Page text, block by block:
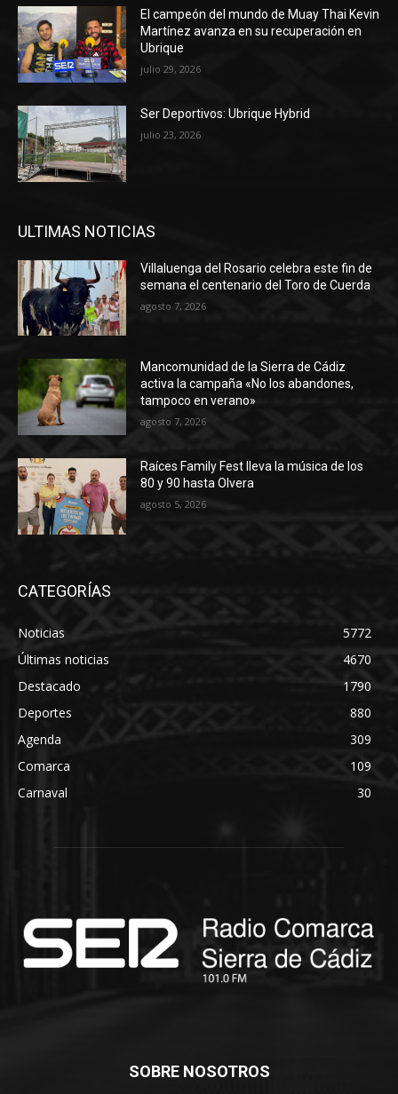
El campeón del mundo de Muay Thai Kevin
Martínez avanza en su recuperación en
Ubrique
julio 29, 2026
Ser Deportivos: Ubrique Hybrid
julio 23, 2026
ULTIMAS NOTICIAS
Villaluenga del Rosario celebra este fin de
semana el centenario del Toro de Cuerda
agosto 7, 2026
Mancomunidad de la Sierra de Cádiz
activa la campaña «No los abandones,
tampoco en verano»
agosto 7, 2026
Raíces Family Fest lleva la música de los
80 y 90 hasta Olvera
agosto 5, 2026
CATEGORÍAS
Noticias
5772
Últimas noticias
4670
Destacado
1790
Deportes
880
Agenda
309
Comarca
109
Carnaval
30
SOBRE NOSOTROS